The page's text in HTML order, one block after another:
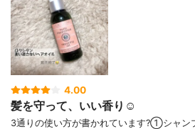
4.00
髪を守って、いい香り☺️
3通りの使い方が書かれています?⁡①シャン